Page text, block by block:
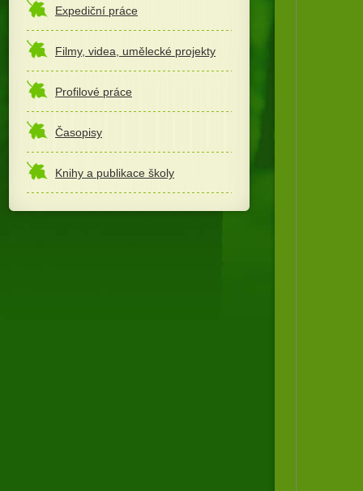
Expediční práce
Filmy, videa, umělecké projekty
Profilové práce
Časopisy
Knihy a publikace školy